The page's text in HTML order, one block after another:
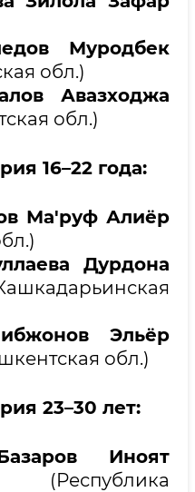
Муродбек
обл.)
Авазходжа
обл.)
16–22 года:
Ма'руф Алиёр
Дурдона
Эльёр
обл.)
23–30 лет:
Иноят